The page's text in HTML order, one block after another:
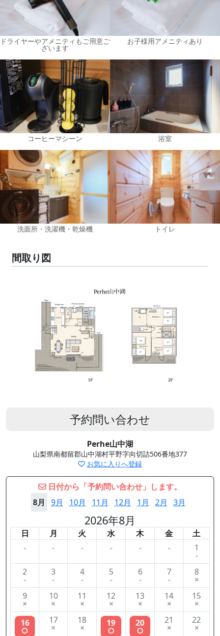
ドライヤーやアメニティもご用意ご
ざいます
お子様用アメニティあり
コーヒーマシーン 浴室
洗面所・洗濯機・乾燥機 トイレ
間取り図
予約問い合わせ
Perhe山中湖
山梨県南都留郡山中湖村平野字向切詰506番地377
お気に入りへ登録
日付から「予約問い合わせ」します。
8月
9月 10月 11月 12月 1月 2月 3月
2026年8月
日 月 火 水 木 金
土
-
- - - - - 1
-
2
-
3
-
4
-
5
-
6
-
7
-
8
×
9
×
10
×
11
×
12
×
13
×
14
×
15
×
16
○
17
×
18
× 19
○
20
○
21
×
22
×